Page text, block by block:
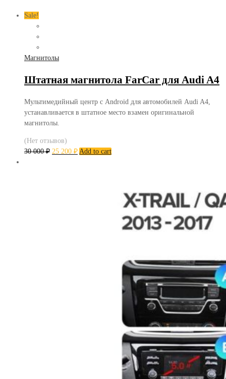
Sale!
Магнитолы
Штатная магнитола FarCar для Audi A4
Мультимедийный центр с Android для автомобилей Audi A4,
устанавливается в штатное место взамен оригинальной
магнитолы.
(Нет отзывов)
30 000₽ 25 200 ₽ Add to cart